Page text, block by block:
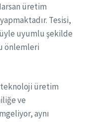
üretim
Tesisi,
uyumlu şekilde
önlemleri
teknoloji üretim
ve
aynı